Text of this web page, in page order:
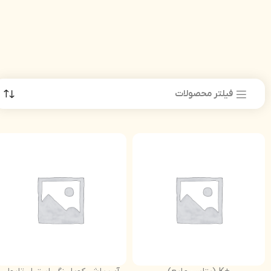
فیلتر محصولات